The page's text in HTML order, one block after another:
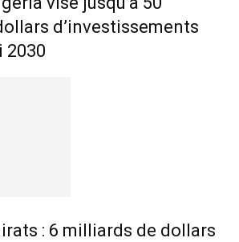
d’investissements
2030
: 6 milliards de dollars